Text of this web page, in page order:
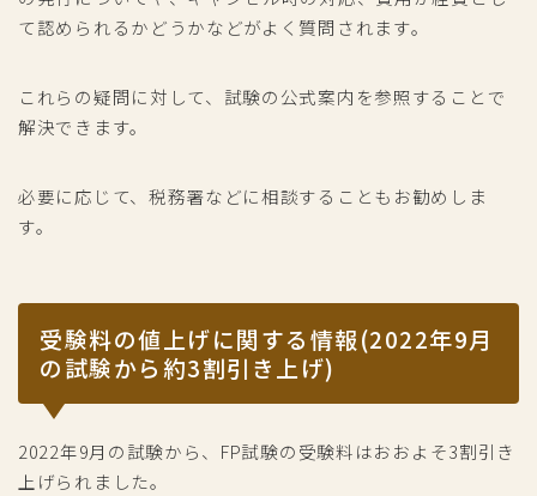
て認められるかどうかなどがよく質問されます。
これらの疑問に対して、試験の公式案内を参照することで
解決できます。
必要に応じて、税務署などに相談することもお勧めしま
す。
受験料の値上げに関する情報(2022年9月
の試験から約3割引き上げ)
2022年9月の試験から、FP試験の受験料はおおよそ3割引き
上げられました。